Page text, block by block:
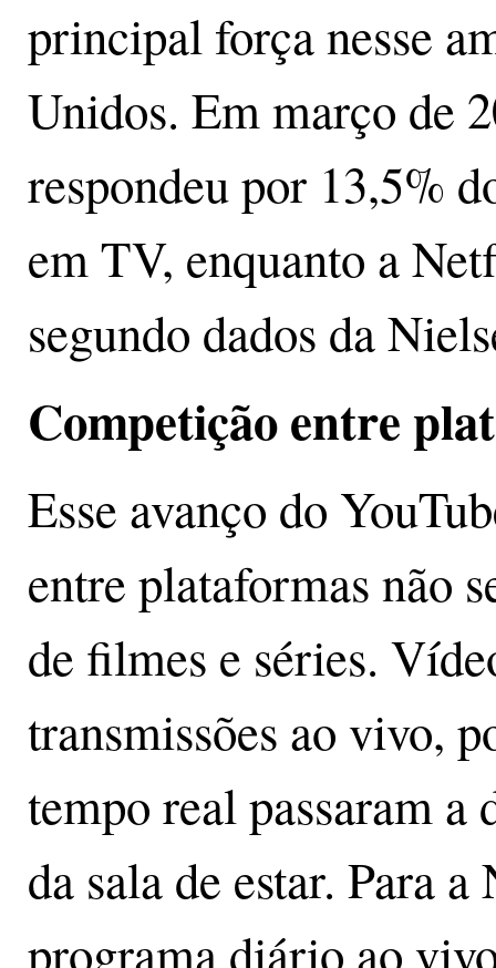
principal força nesse
Unidos. Em março de
respondeu por 13,5%
em TV, enquanto a
segundo dados da
Competição entre
Esse avanço do
entre plataformas não
de filmes e séries.
transmissões ao vivo,
tempo real passaram a
da sala de estar. Para
programa diário ao